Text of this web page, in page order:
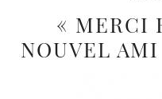
« MERCI
NOUVEL